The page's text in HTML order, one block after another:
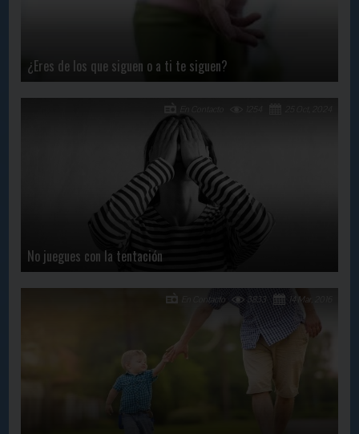
¿Eres de los que siguen o a ti te siguen?
No juegues con la tentación
14 Mar, 2016
3833
En Contacto